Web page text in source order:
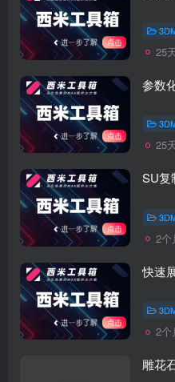
25
参数
25
SU复
2个
快速
2个
雕花